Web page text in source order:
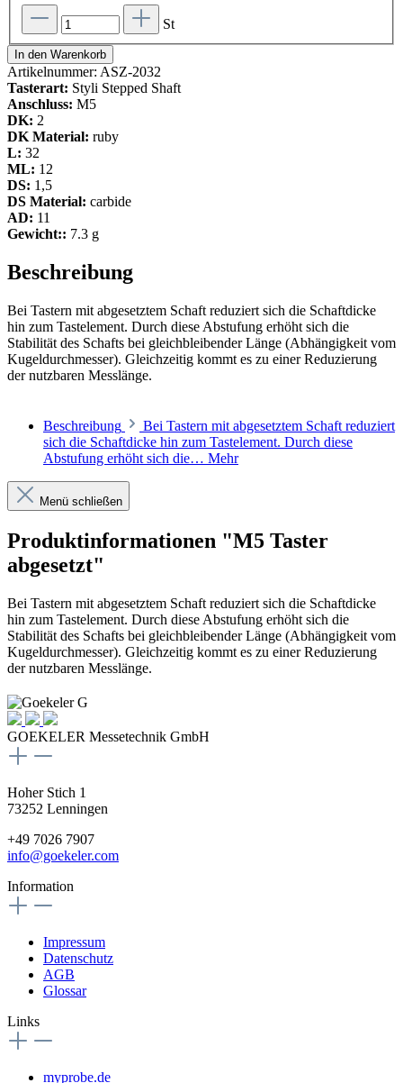
St
In den Warenkorb
Artikelnummer: ASZ-2032
Tasterart: Styli Stepped Shaft
Anschluss: M5
DK: 2
DK Material: ruby
L: 32
ML: 12
DS: 1,5
DS Material: carbide
AD: 11
Gewicht:: 7.3 g
Beschreibung
Bei Tastern mit abgesetztem Schaft reduziert sich die Schaftdicke
hin zum Tastelement. Durch diese Abstufung erhöht sich die
Stabilität des Schafts bei gleichbleibender Länge (Abhängigkeit vom
Kugeldurchmesser). Gleichzeitig kommt es zu einer Reduzierung
der nutzbaren Messlänge.
Beschreibung
Bei Tastern mit abgesetztem Schaft reduziert
sich die Schaftdicke hin zum Tastelement. Durch diese
Abstufung erhöht sich die… Mehr
Menü schließen
Produktinformationen "M5 Taster
abgesetzt"
Bei Tastern mit abgesetztem Schaft reduziert sich die Schaftdicke
hin zum Tastelement. Durch diese Abstufung erhöht sich die
Stabilität des Schafts bei gleichbleibender Länge (Abhängigkeit vom
Kugeldurchmesser). Gleichzeitig kommt es zu einer Reduzierung
der nutzbaren Messlänge.
GOEKELER Messetechnik GmbH
Hoher Stich 1
73252 Lenningen
+49 7026 7907
info@goekeler.com
Information
Impressum
Datenschutz
AGB
Glossar
Links
myprobe.de